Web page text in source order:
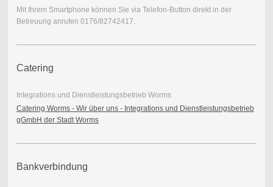
Mit Ihrem Smartphone können Sie via Telefon-Button direkt in der
Betreuung anrufen 0176/82742417.
Catering
Integrations und Dienstleistungsbetrieb Worms
Catering Worms - Wir über uns - Integrations und Dienstleistungsbetrieb
gGmbH der Stadt Worms
Bankverbindung